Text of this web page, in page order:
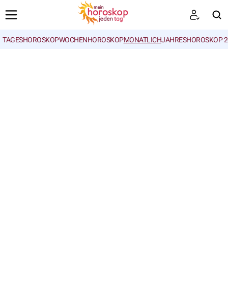
TAGESHOROSKOPWOCHENHOROSKOPMONATLICHJAHRESHOROSKOP